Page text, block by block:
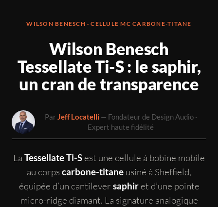
WILSON BENESCH · CELLULE MC CARBONE-TITANE
Wilson Benesch
Tessellate Ti-S : le saphir,
un cran de transparence
ParJeff Locatelli— Fondateur de Design Audio ·
Expert haute fidélité
La Tessellate Ti-S est une cellule à bobine mobile
au corps carbone-titane usiné à Sheffield,
équipée d’un cantilever saphiret d’une pointe
micro-ridge diamant. La signature analogique